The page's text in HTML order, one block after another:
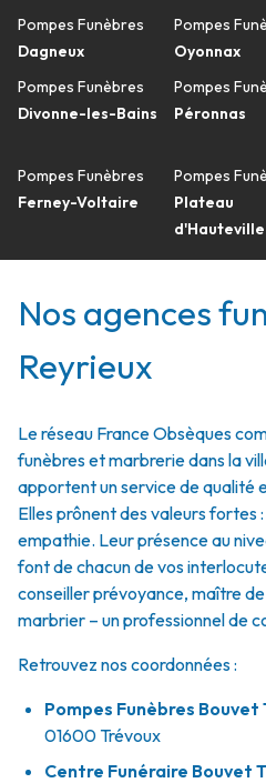
Pompes Funèbres
Dagneux
Pompes Funèbres
Divonne-les-Bains
Pompes Funèbres
Ferney-Voltaire
Pompes
Oyonnax
Pompes
Péronnas
Pompes
Plateau
d'Hauteville
Nos agences
Reyrieux
Le réseau France Obsèques
funèbres et marbrerie dans la
apportent un service de qualité
Elles prônent des valeurs fortes
empathie. Leur présence au
font de chacun de vos
conseiller prévoyance, maître
marbrier – un professionnel de
Retrouvez nos coordonnées :
Pompes Funèbres Bouvet
01600 Trévoux
Centre Funéraire Bouvet